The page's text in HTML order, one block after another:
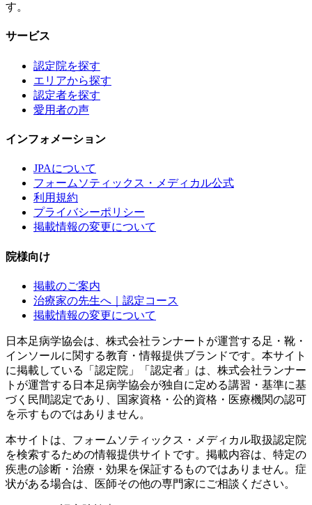
す。
サービス
認定院を探す
エリアから探す
認定者を探す
愛用者の声
インフォメーション
JPAについて
フォームソティックス・メディカル公式
利用規約
プライバシーポリシー
掲載情報の変更について
院様向け
掲載のご案内
治療家の先生へ｜認定コース
掲載情報の変更について
日本足病学協会は、株式会社ランナートが運営する足・靴・
インソールに関する教育・情報提供ブランドです。本サイト
に掲載している「認定院」「認定者」は、株式会社ランナー
トが運営する日本足病学協会が独自に定める講習・基準に基
づく民間認定であり、国家資格・公的資格・医療機関の認可
を示すものではありません。
本サイトは、フォームソティックス・メディカル取扱認定院
を検索するための情報提供サイトです。掲載内容は、特定の
疾患の診断・治療・効果を保証するものではありません。症
状がある場合は、医師その他の専門家にご相談ください。